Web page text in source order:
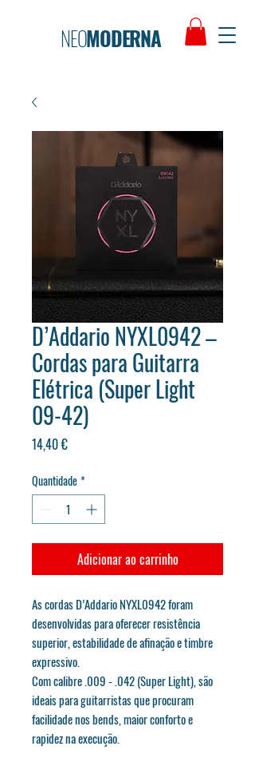
NEOMODERNA
D’Addario NYXL0942 –
Cordas para Guitarra
Elétrica (Super Light
09-42)
14,40 €Preço
Quantidade*
Adicionar ao carrinho
As cordas D’Addario NYXL0942 foram
desenvolvidas para oferecer resistência
superior, estabilidade de afinação e timbre
expressivo.
Com calibre .009 - .042 (Super Light), são
ideais para guitarristas que procuram
facilidade nos bends, maior conforto e
rapidez na execução.